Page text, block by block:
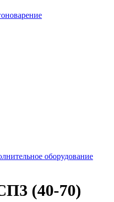
оборудование
(40-70)